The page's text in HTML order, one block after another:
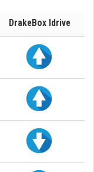
DrakeBox Idrive